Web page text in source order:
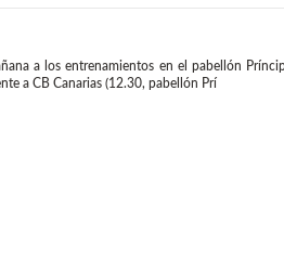
a los entrenamientos en el pabellón
a CB Canarias (12.30, pabellón Prí